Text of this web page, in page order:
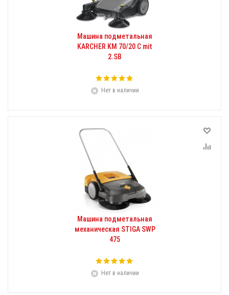
Машина подметальная
KARCHER KM 70/20 C mit
2.SB
Нет в наличии
Машина подметальная
механическая STIGA SWP
475
Нет в наличии